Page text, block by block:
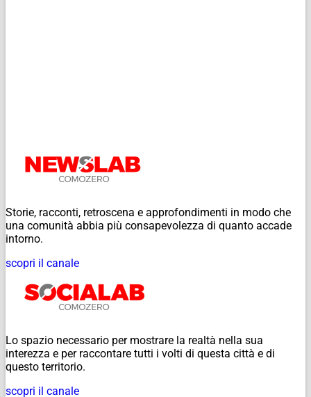
Storie, racconti, retroscena e approfondimenti in modo che
una comunità abbia più consapevolezza di quanto accade
intorno.
scopri il canale
Lo spazio necessario per mostrare la realtà nella sua
interezza e per raccontare tutti i volti di questa città e di
questo territorio.
scopri il canale